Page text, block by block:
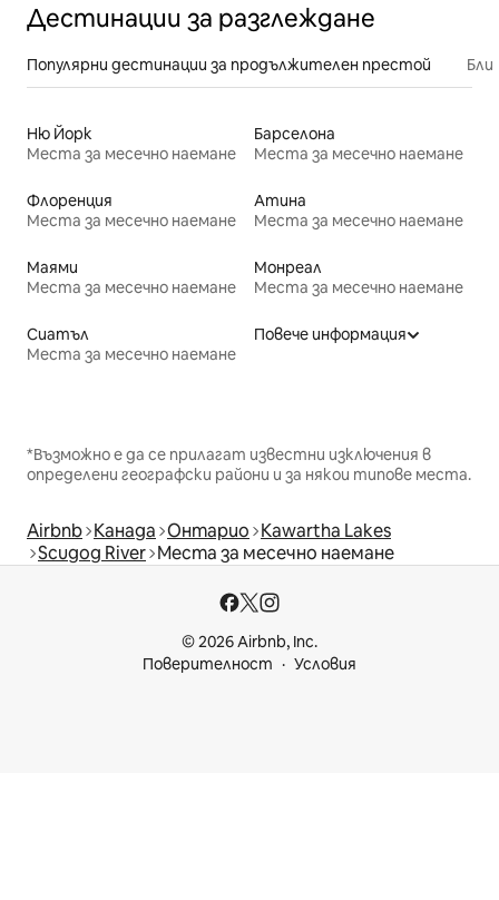
Дестинации за разглеждане
Популярни дестинации за продължителен престой
Ню Йорк
Места за месечно наемане
Барселона
Места за месечно наемане
Флоренция
Места за месечно наемане
Атина
Места за месечно наемане
Маями
Места за месечно наемане
Монреал
Места за месечно наемане
Сиатъл
Места за месечно наемане
Повече информация
*Възможно е да се прилагат известни изключения в
определени географски райони и за някои типове места.
Airbnb Канада Онтарио Kawartha Lakes
Scugog River Места за месечно наемане
© 2026 Airbnb, Inc.
Поверителност
Условия